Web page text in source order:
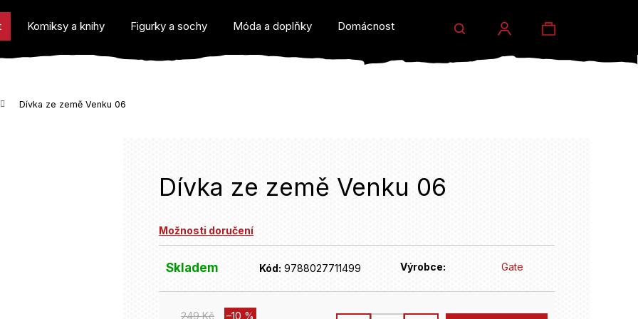
Komiksy a knihy Figurky a sochy Móda a doplňky Domácnost a dárky Prodejny Eventy
Hledat
Přihlášení
Nákupní
Dívka ze země Venku 06
Dívka ze země Venku 06
Možnosti doručení
Skladem Kód: 9788027711499 Výrobce: Gate
249 Kč –10 %